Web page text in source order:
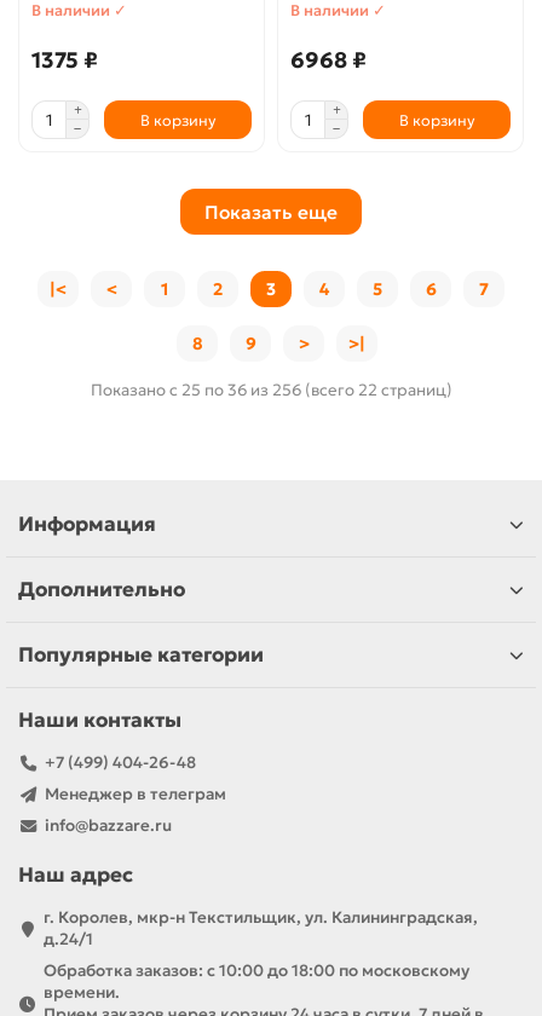
В наличии ✓
1375 ₽
В корзину
В наличии ✓
6968 ₽
В корзину
Показать еще
|< < 1 2 3 4 5 6 7
8 9 > >|
Показано с 25 по 36 из 256 (всего 22 страниц)
Информация
Дополнительно
Популярные категории
Наши контакты
+7 (499) 404-26-48
Менеджер в телеграм
info@bazzare.ru
Наш адрес
г. Королев, мкр-н Текстильщик, ул. Калининградская,
д.24/1
Обработка заказов: с 10:00 до 18:00 по московскому
времени.